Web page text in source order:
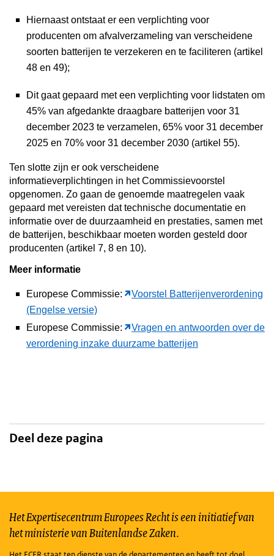
Hiernaast ontstaat er een verplichting voor
producenten om afvalverzameling van verscheidene
soorten batterijen te verzekeren en te faciliteren (artikel
48 en 49);
Dit gaat gepaard met een verplichting voor lidstaten om
45% van afgedankte draagbare batterijen voor 31
december 2023 te verzamelen, 65% voor 31 december
2025 en 70% voor 31 december 2030 (artikel 55).
Ten slotte zijn er ook verscheidene
informatieverplichtingen in het Commissievoorstel
opgenomen. Zo gaan de genoemde maatregelen vaak
gepaard met vereisten dat technische documentatie en
informatie over de duurzaamheid en prestaties, samen met
de batterijen, beschikbaar moeten worden gesteld door
producenten (artikel 7, 8 en 10).
Meer informatie
Europese Commissie:
Voorstel Batterijenverordening
(Engelse versie)
Europese Commissie:
Vragen en antwoorden over de
verordening inzake duurzame batterijen
Deel deze pagina
Het Expertisecentrum Europees Recht is een initiatief van
het ministerie van Buitenlandse Zaken.